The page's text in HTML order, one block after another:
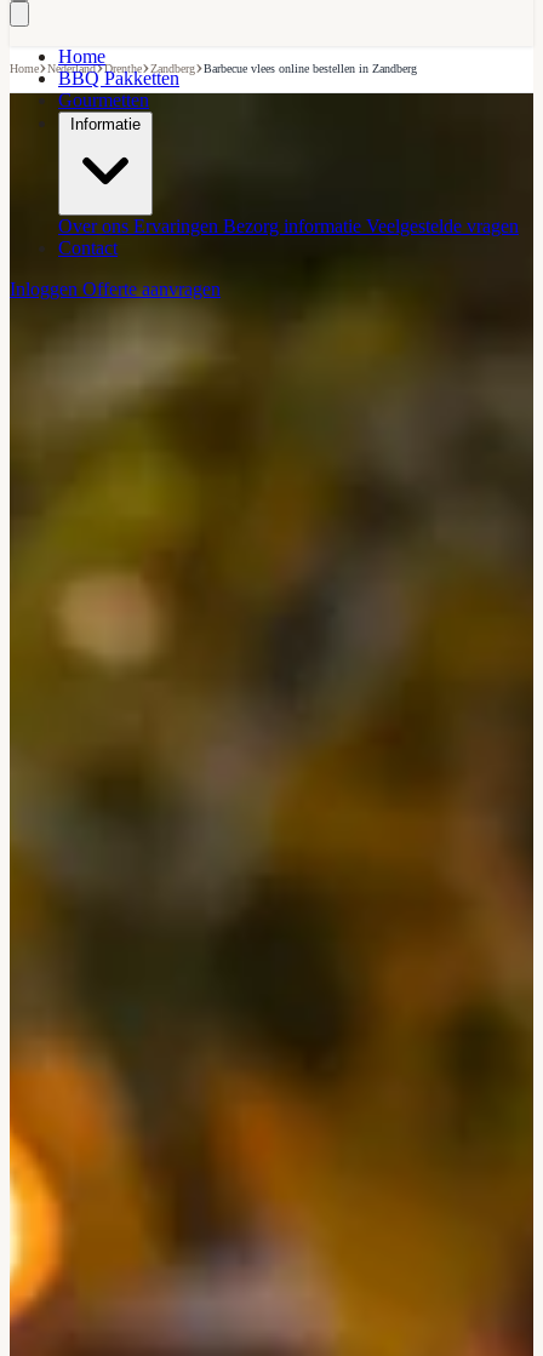
Home
BBQ Pakketten
Gourmetten
Informatie
Over ons Ervaringen Bezorg informatie Veelgestelde vragen
Contact
Inloggen Offerte aanvragen
Home›Nederland›Drenthe›Zandberg›Barbecue vlees online bestellen in Zandberg